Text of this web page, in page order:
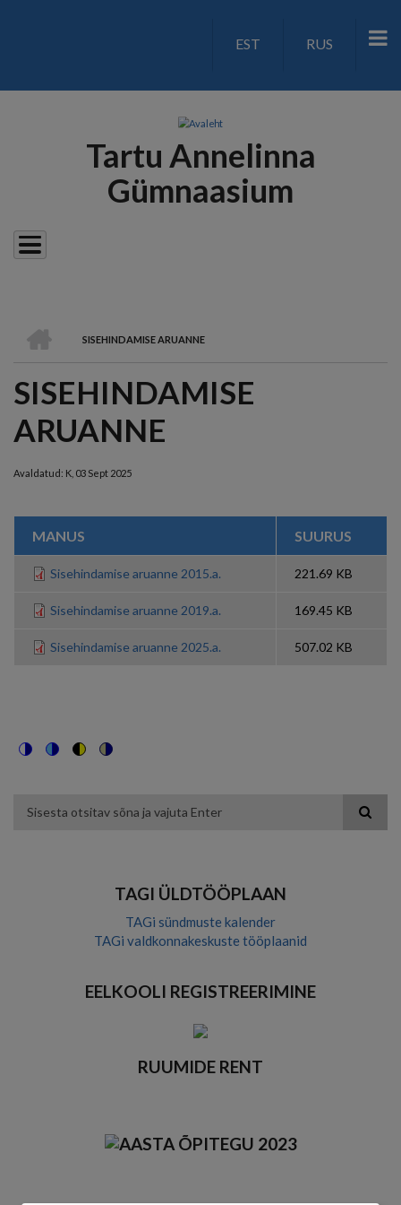
LANGUAGE
EST RUS
Tartu Annelinna
Gümnaasium
LEIVAPURU
SISEHINDAMISE ARUANNE
SISEHINDAMISE
ARUANNE
Avaldatud: K, 03 Sept 2025
MANUS SUURUS
Sisehindamise aruanne 2015.a. 221.69 KB
Sisehindamise aruanne 2019.a. 169.45 KB
Sisehindamise aruanne 2025.a. 507.02 KB
color
high
soft
theme
TAGI ÜLDTÖÖPLAAN
TAGi sündmuste kalender
TAGi valdkonnakeskuste tööplaanid
EELKOOLI REGISTREERIMINE
RUUMIDE RENT